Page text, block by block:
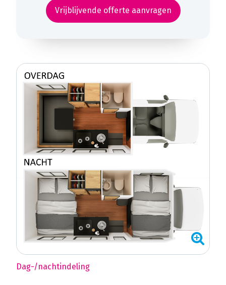
Vrijblijvende offerte aanvragen
Dag-/nachtindeling